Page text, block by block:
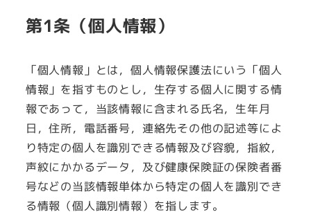
第1条（個人情報）
「個人情報」とは，個人情報保護法にいう「個人
情報」を指すものとし，生存する個人に関する情
報であって，当該情報に含まれる氏名，生年月
日，住所，電話番号，連絡先その他の記述等によ
り特定の個人を識別できる情報及び容貌，指紋，
声紋にかかるデータ，及び健康保険証の保険者番
号などの当該情報単体から特定の個人を識別でき
る情報（個人識別情報）を指します。